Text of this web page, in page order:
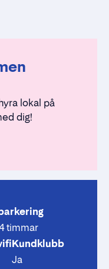
lokal på
dig!
timmar
Kundklubb
Ja